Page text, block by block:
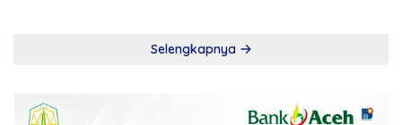
Selengkapnya